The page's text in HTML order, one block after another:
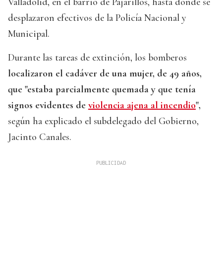
desplazaron efectivos de la Policía Nacional y
Municipal.
Durante las tareas de extinción, los bomberos
localizaron el cadáver de una mujer, de 49 años,
que "estaba parcialmente quemada y que tenía
signos evidentes de violencia ajena al incendio",
según ha explicado el subdelegado del Gobierno,
Jacinto Canales.